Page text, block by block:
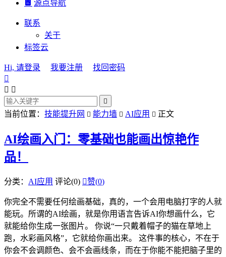
源点导航
联系
关于
标签云
Hi, 请登录 我要注册
找回密码

 

当前位置： 技能提升网  能力墙  AI应用  正文
AI绘画入门：零基础也能画出惊艳作
品！
分类： AI应用 评论(0) 赞(0)
你完全不需要任何绘画基础，真的，一个会用电脑打字的人就
能玩。所谓的AI绘画，就是你用语言告诉AI你想画什么，它
就能给你生成一张图片。 你说“一只戴着帽子的猫在草地上
跑，水彩画风格”，它就给你画出来。 这件事的核心，不在于
你会不会调颜色、会不会画线条，而在于你能不能把脑子里的